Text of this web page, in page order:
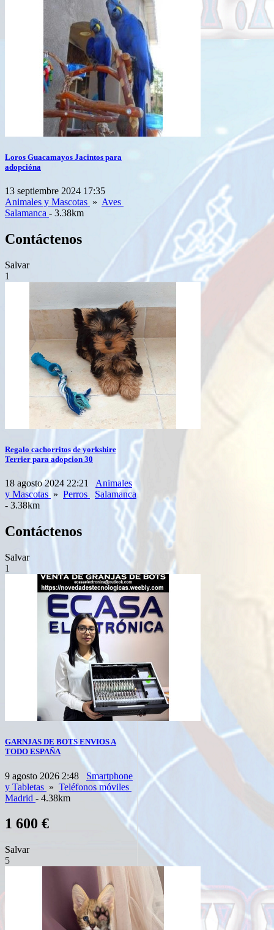
Loros Guacamayos Jacintos para
adopcióna
13 septiembre 2024 17:35
Animales y Mascotas » Aves
Salamanca - 3.38km
Contáctenos
Salvar
1
Regalo cachorritos de yorkshire
Terrier para adopcion 30
18 agosto 2024 22:21
Animales
y Mascotas » Perros
Salamanca
- 3.38km
Contáctenos
Salvar
1
GARNJAS DE BOTS ENVIOS A
TODO ESPAÑA
9 agosto 2026 2:48
Smartphone
y Tabletas » Teléfonos móviles
Madrid - 4.38km
1 600 €
Salvar
5